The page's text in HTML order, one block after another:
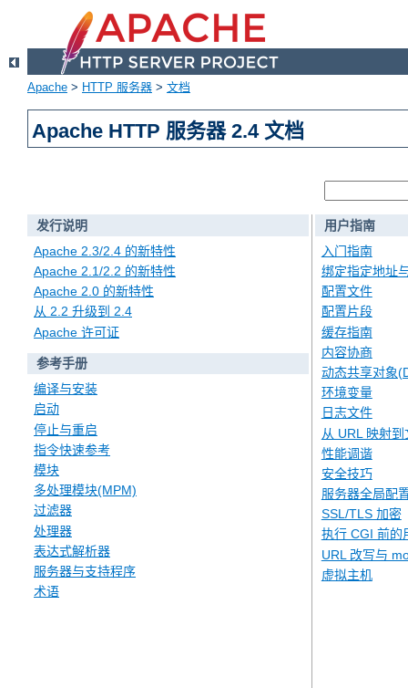
Apache > HTTP 服务器 > 文档
Apache HTTP 服务器 2.4 文档
发行说明
Apache 2.3/2.4 的新特性
Apache 2.1/2.2 的新特性
Apache 2.0 的新特性
从 2.2 升级到 2.4
Apache 许可证
参考手册
编译与安装
启动
停止与重启
指令快速参考
模块
多处理模块(MPM)
过滤器
处理器
表达式解析器
服务器与支持程序
术语
用户指南
入门指南
绑定指定地址
配置文件
配置片段
缓存指南
内容协商
动态共享对象
环境变量
日志文件
从 URL 映射
性能调谐
安全技巧
服务器全局配
SSL/TLS 加密
执行 CGI 前的
URL 改写与
虚拟主机